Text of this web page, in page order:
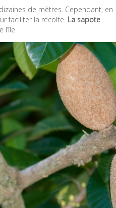
de mètres. Cependant, en
faciliter la récolte. La sapote
l’île.